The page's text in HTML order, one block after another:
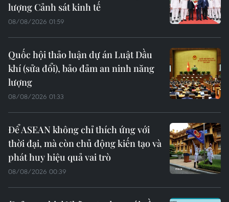
lượng Cảnh sát kinh tế
08/08/2026 01:59
Quốc hội thảo luận dự án Luật Dầu
khí (sửa đổi), bảo đảm an ninh năng
lượng
08/08/2026 01:33
Để ASEAN không chỉ thích ứng với
thời đại, mà còn chủ động kiến tạo và
phát huy hiệu quả vai trò
08/08/2026 00:39